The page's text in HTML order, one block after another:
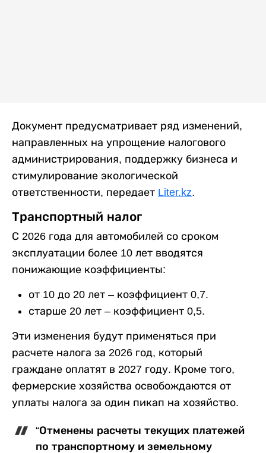
Документ предусматривает ряд изменений,
направленных на упрощение налогового
администрирования, поддержку бизнеса и
стимулирование экологической
ответственности, передает Liter.kz.
Транспортный налог
С 2026 года для автомобилей со сроком
эксплуатации более 10 лет вводятся
понижающие коэффициенты:
от 10 до 20 лет – коэффициент 0,7.
старше 20 лет – коэффициент 0,5.
Эти изменения будут применяться при
расчете налога за 2026 год, который
граждане оплатят в 2027 году. Кроме того,
фермерские хозяйства освобождаются от
уплаты налога за один пикап на хозяйство.
“Отменены расчеты текущих платежей
по транспортному и земельному